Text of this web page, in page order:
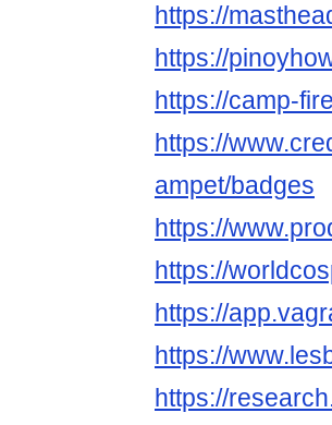
https://
https://
https://camp-
https://
ampet/badges
https://
https://
https://
https://
https://